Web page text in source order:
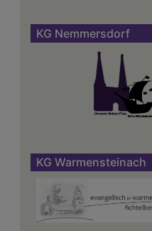
KG Nemmersdorf
KG Warmensteinach